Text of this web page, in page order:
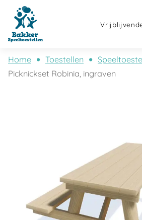
Home Toestellen
Picknickset Robinia, ingraven